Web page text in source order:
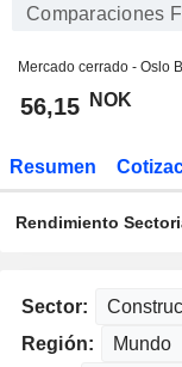
Comparaciones
Mercado cerrado - Oslo
56,15 NOK
Resumen
Rendimiento
Sector:
Región: